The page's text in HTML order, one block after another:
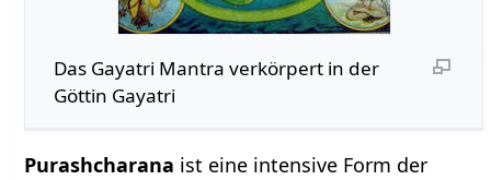
Das Gayatri Mantra verkörpert in der
Göttin Gayatri
Purashcharana ist eine intensive Form der